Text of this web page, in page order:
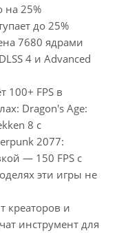
на 25%
до 25%
7680 ядрами
4 и Advanced
100+ FPS в
Dragon's Age:
8 с
2077:
— 150 FPS с
эти игры не
креаторов и
инструмент для